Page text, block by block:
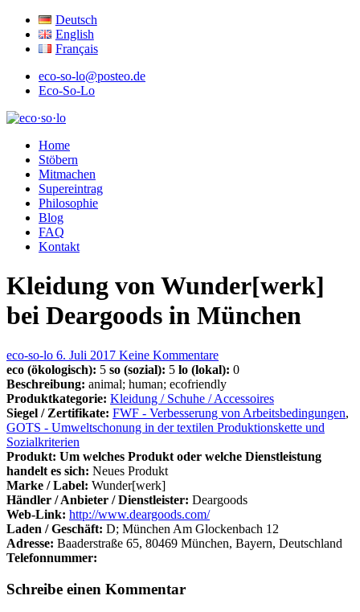
Deutsch
English
Français
eco-so-lo@posteo.de
Eco-So-Lo
eco·so·lo
Home
Stöbern
Mitmachen
Supereintrag
Philosophie
Blog
FAQ
Kontakt
Kleidung von Wunder[werk]
bei Deargoods in München
eco-so-lo 6. Juli 2017 Keine Kommentare
eco (ökologisch): 5 so (sozial): 5 lo (lokal): 0
Beschreibung: animal; human; ecofriendly
Produktkategorie: Kleidung / Schuhe / Accessoires
Siegel / Zertifikate: FWF - Verbesserung von Arbeitsbedingungen,
GOTS - Umweltschonung in der textilen Produktionskette und
Sozialkriterien
Produkt: Um welches Produkt oder welche Dienstleistung
handelt es sich: Neues Produkt
Marke / Label: Wunder[werk]
Händler / Anbieter / Dienstleister: Deargoods
Web-Link: http://www.deargoods.com/
Laden / Geschäft: D; München Am Glockenbach 12
Adresse: Baaderstraße 65, 80469 München, Bayern, Deutschland
Telefonnummer:
Schreibe einen Kommentar